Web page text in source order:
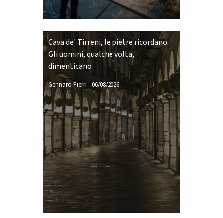
Cava de' Tirreni, le pietre ricordano.
Gli uomini, qualche volta,
dimenticano
Gennaro Pierri -06/08/2026